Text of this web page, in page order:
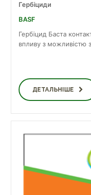
Гербіциди
BASF
Гербіцид Баста
впливу з можливістю
ДЕТАЛЬНІШЕ